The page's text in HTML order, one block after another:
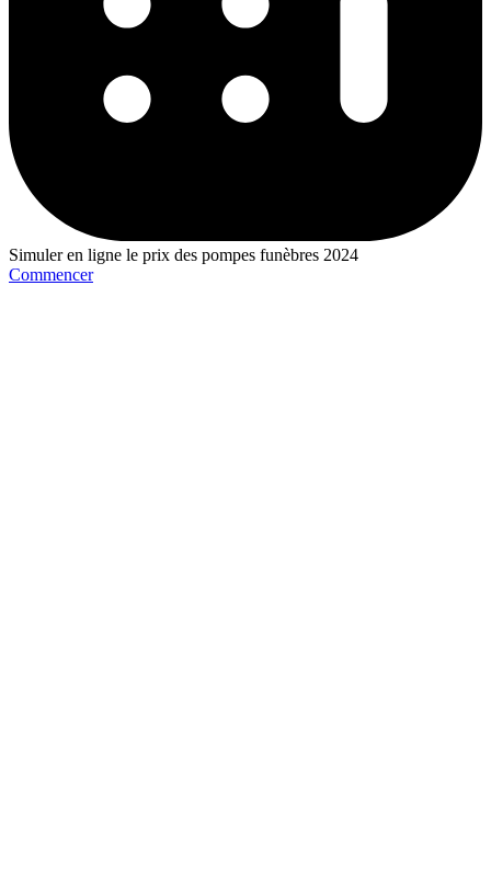
Simuler en ligne le prix des pompes funèbres 2024
Commencer